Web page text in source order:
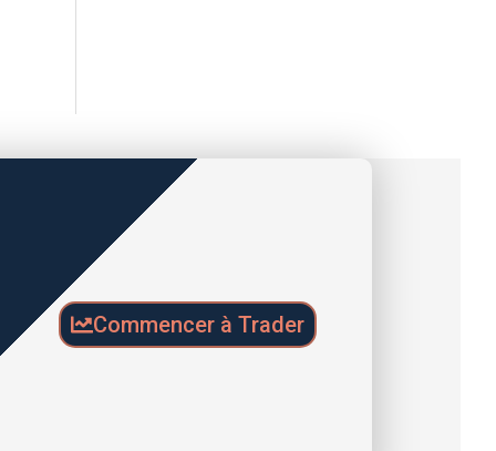
Commencer à Trader